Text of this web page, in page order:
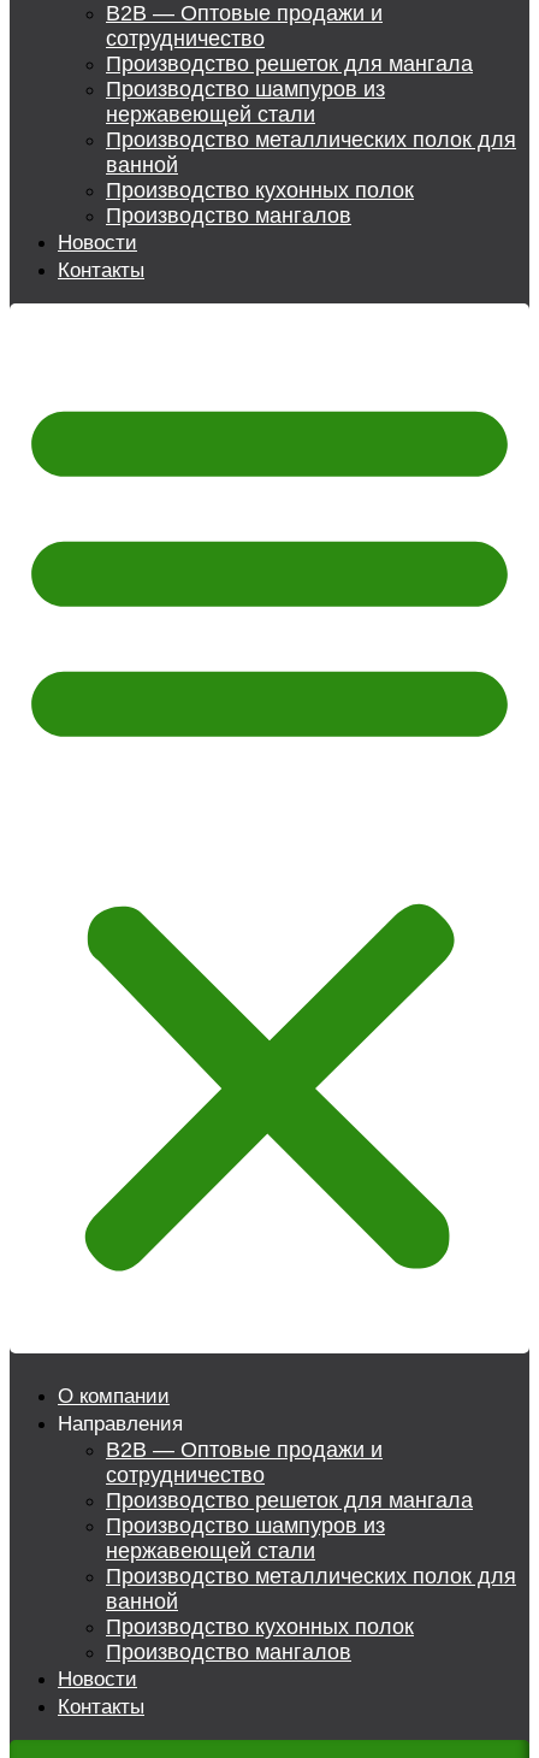
B2B — Оптовые продажи и
сотрудничество
Производство решеток для мангала
Производство шампуров из
нержавеющей стали
Производство металлических полок для
ванной
Производство кухонных полок
Производство мангалов
Новости
Контакты
О компании
Направления
B2B — Оптовые продажи и
сотрудничество
Производство решеток для мангала
Производство шампуров из
нержавеющей стали
Производство металлических полок для
ванной
Производство кухонных полок
Производство мангалов
Новости
Контакты